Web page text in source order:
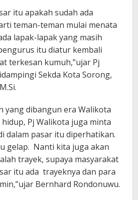
itu apakah sudah ada
teman-teman mulai menata
lapak-lapak yang masih
itu diatur kembali
terkesan kumuh,”ujar Pj
Sekda Kota Sorong,
yang dibangun era Walikota
Pj Walikota juga minta
dalam pasar itu diperhatikan.
gelap. Nanti kita juga akan
trayek, supaya masyarakat
itu ada trayeknya dan para
Bernhard Rondonuwu.